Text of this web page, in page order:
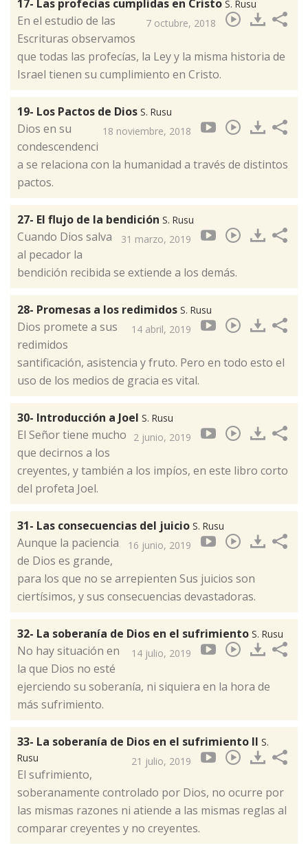
17- Las profecías cumplidas en Cristo S. Rusu
7 octubre, 2018
En el estudio de las
Escrituras observamos
que todas las profecías, la Ley y la misma historia de
Israel tienen su cumplimiento en Cristo.
19- Los Pactos de Dios S. Rusu
18 noviembre, 2018
Dios en su
condescendenci
a se relaciona con la humanidad a través de distintos
pactos.
27- El flujo de la bendición S. Rusu
31 marzo, 2019
Cuando Dios salva
al pecador la
bendición recibida se extiende a los demás.
28- Promesas a los redimidos S. Rusu
14 abril, 2019
Dios promete a sus
redimidos
santificación, asistencia y fruto. Pero en todo esto el
uso de los medios de gracia es vital.
30- Introducción a Joel S. Rusu
2 junio, 2019
El Señor tiene mucho
que decirnos a los
creyentes, y también a los impíos, en este libro corto
del profeta Joel.
31- Las consecuencias del juicio S. Rusu
16 junio, 2019
Aunque la paciencia
de Dios es grande,
para los que no se arrepienten Sus juicios son
ciertísimos, y sus consecuencias devastadoras.
32- La soberanía de Dios en el sufrimiento S. Rusu
14 julio, 2019
No hay situación en
la que Dios no esté
ejerciendo su soberanía, ni siquiera en la hora de
más sufrimiento.
33- La soberanía de Dios en el sufrimiento II S.
Rusu
21 julio, 2019
El sufrimiento,
soberanamente controlado por Dios, no ocurre por
las mismas razones ni atiende a las mismas reglas al
comparar creyentes y no creyentes.